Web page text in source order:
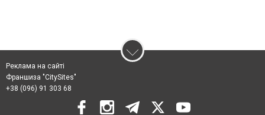
Реклама на сайті
Франшиза "CitySites"
+38 (096) 91 303 68